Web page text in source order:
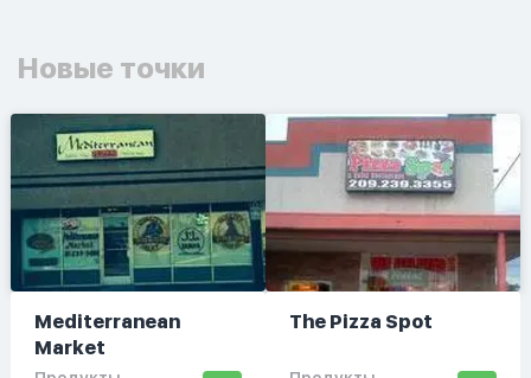
Новые точки
Mediterranean
Market
The Pizza Spot